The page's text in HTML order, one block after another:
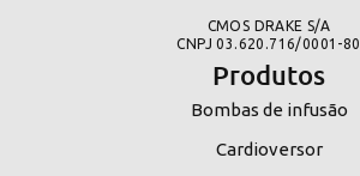
CMOS DRAKE S/A
CNPJ 03.620.716/0001-80
Produtos
Bombas de infusão
Cardioversor